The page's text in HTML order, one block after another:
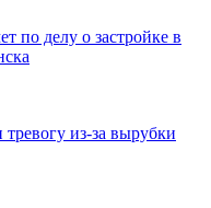
по делу о застройке в
из-за вырубки